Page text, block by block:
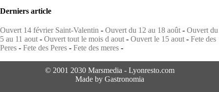
Derniers article
Ouvert 14 février Saint-Valentin - Ouvert du 12 au 18 août - Ouvert du
5 au 11 aout - Ouvert tout le mois d aout - Ouvert le 15 aout - Fete des
Peres - Fete des Peres - Fete des meres -
© 2001 2030 Marsmedia - Lyonresto.com
Made by Gastronomia